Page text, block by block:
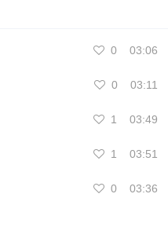
0 03:06
0 03:11
1 03:49
1 03:51
0
03:36